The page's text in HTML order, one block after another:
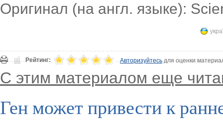
Оригинал (на англ. языке):
Рейтинг: Авторизуйтесьдля оценки
С этим материалом еще
Ген может привести к